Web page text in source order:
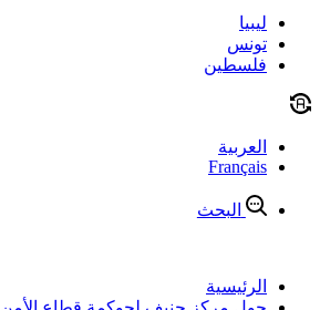
ليبيا
تونس
فلسطين
العربية
Français
البحث
الرئيسية